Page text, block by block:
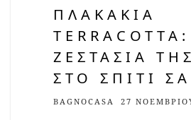
ΠΛΑΚΆΚΙΑ
ΖΕΣΤΑΣΙΆ
ΣΤΟ ΣΠΊΤΙ
BAGNOCASA 27